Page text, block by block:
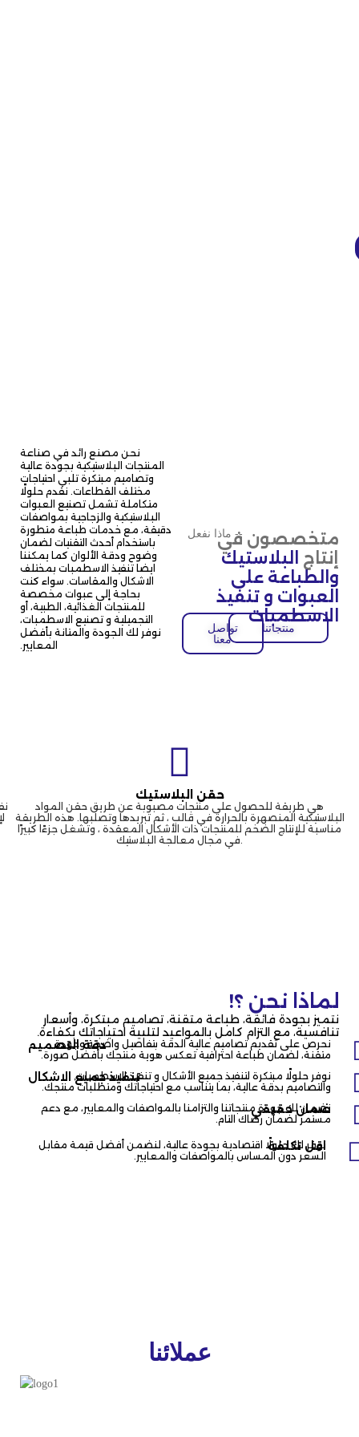
نحن مصنع رائد في صناعة
المنتجات البلاستيكية بجودة عالية
وتصاميم مبتكرة تلبي احتياجات
مختلف القطاعات. نقدم حلولًا
متكاملة تشمل تصنيع العبوات
البلاستيكية والزجاجية بمواصفات
دقيقة، مع خدمات طباعة متطورة
باستخدام أحدث التقنيات لضمان
وضوح ودقة الألوان كما يمكننا
ايضا تنفيذ الاسطمبات بمختلف
الاشكال والمقاسات. سواء كنت
بحاجة إلى عبوات مخصصة
للمنتجات الغذائية، الطبية، أو
التجميلية و تصنيع الاسطمبات،
نوفر لك الجودة والمتانة بأفضل
المعايير.
-- ماذا نفعل​متخصصون في
إنتاج
البلاستيك
والطباعة على
العبوات و تنفيذ
الاسطمبات
تواصل
معنا
منتجاتنا
حقن البلاستيك
هي طريقة للحصول على منتجات مصبوبة عن طريق حقن المواد
البلاستيكية المنصهرة بالحرارة في قالب ، ثم تبريدها وتصلبها. هذه الطريقة
مناسبة للإنتاج الضخم للمنتجات ذات الأشكال المعقدة ، وتشغل جزءًا كبيرًا
لماذا نحن​ ؟!
نتميز بجودة فائقة، طباعة متقنة، تصاميم مبتكرة، وأسعار
تنافسية، مع التزام كامل بالمواعيد لتلبية احتياجاتك بكفاءة.
دقة التصميم
نحرص على تقديم تصاميم عالية الدقة بتفاصيل واضحة وجودة
متقنة، لضمان طباعة احترافية تعكس هوية منتجك بأفضل صورة.
تنفيذ جميع الاشكال​
نوفر حلولًا مبتكرة لتنفيذ جميع الأشكال و تنفيذ الاسطمبات,
والتصاميم بدقة عالية، بما يتناسب مع احتياجاتك ومتطلبات منتجك.
ضمان حقيقي​
نضمن لك جودة منتجاتنا والتزامنا بالمواصفات والمعايير، مع دعم
مستمر لضمان رضاك التام.
اقل تكلفة​
نوفر لك حلولًا اقتصادية بجودة عالية، لنضمن أفضل قيمة مقابل
السعر دون المساس بالمواصفات والمعايير.
عملائنا